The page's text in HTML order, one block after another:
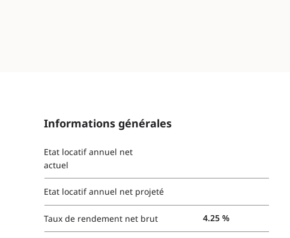
Informations générales
Etat locatif annuel net
actuel
Etat locatif annuel net projeté
Taux de rendement net brut 4.25 %